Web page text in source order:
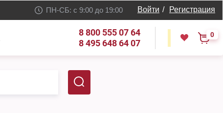
ПН-СБ: с 9:00 до 19:00 Войти / Регистрация
8 800 555 07 64
8 495 648 64 07
0